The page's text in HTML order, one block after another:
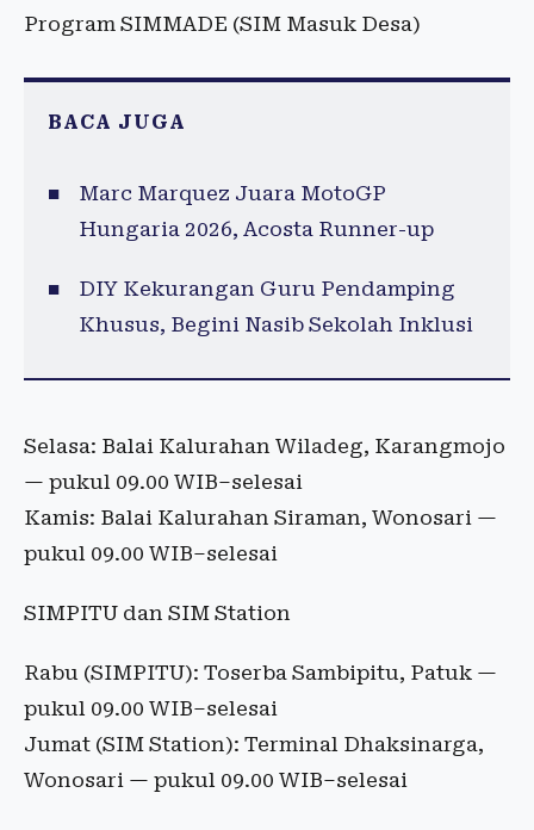
Program SIMMADE (SIM Masuk Desa)
BACA JUGA
Marc Marquez Juara MotoGP
Hungaria 2026, Acosta Runner-up
DIY Kekurangan Guru Pendamping
Khusus, Begini Nasib Sekolah Inklusi
Selasa: Balai Kalurahan Wiladeg, Karangmojo
— pukul 09.00 WIB–selesai
Kamis: Balai Kalurahan Siraman, Wonosari —
pukul 09.00 WIB–selesai
SIMPITU dan SIM Station
Rabu (SIMPITU): Toserba Sambipitu, Patuk —
pukul 09.00 WIB–selesai
Jumat (SIM Station): Terminal Dhaksinarga,
Wonosari — pukul 09.00 WIB–selesai